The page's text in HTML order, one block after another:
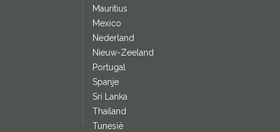
Mauritius
Mexico
Nederland
Nieuw-Zeeland
Portugal
Spanje
Sri Lanka
Thailand
Tunesië